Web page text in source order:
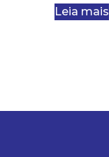
Leia mais